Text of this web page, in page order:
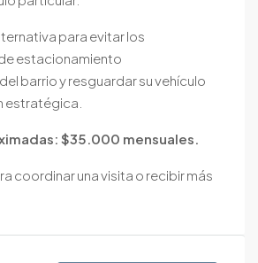
para evitar los
estacionamiento
barrio y resguardar su vehículo
estratégica.
$35.000 mensuales.
coordinar una visita o recibir más